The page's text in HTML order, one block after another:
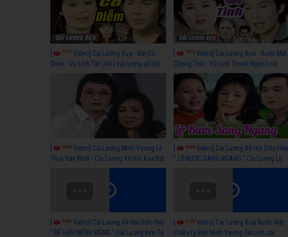
7677 Video] Cải Lương Xưa : Đời Cô
Diễm - Vũ Linh Tài Linh | cải lương xã hội
6929 Video] Cải Lương Xưa : Nước Mắt
Chung Tình - Vũ Linh Thanh Ngân | cải
lương xã hội hay nhất
6690 Video] Cải Lương Minh Vương Lệ
Thuỷ Hay Nhất - Cải Lương Xã Hội Xưa Bất
6980 Video] Cải Lương Xã Hội Siêu Hay
" LỠ BƯỚC SANG NGANG " Cải Lương Lệ
Thuỷ, Thanh Tuấn, Hồng Nga
5465 Video] Cải Lương Xã Hội Siêu Hay
" BỂ HẬN MÊNH MÔNG " Cải Lương Kim Tử
5740 Video] Cải Lương Xưa Nước Mắt
Chiều Ly Biệt Minh Vương Tài Linh cải